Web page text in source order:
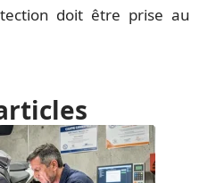
doit être prise au